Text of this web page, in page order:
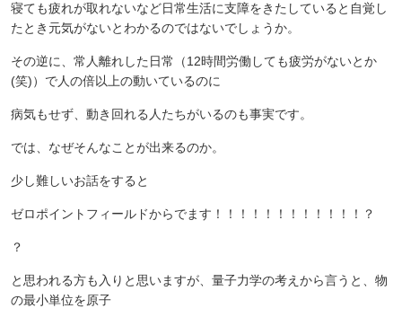
寝ても疲れが取れないなど日常生活に支障をきたしていると自覚し
たとき元気がないとわかるのではないでしょうか。
その逆に、常人離れした日常（12時間労働しても疲労がないとか
(笑)）で人の倍以上の動いているのに
病気もせず、動き回れる人たちがいるのも事実です。
では、なぜそんなことが出来るのか。
少し難しいお話をすると
ゼロポイントフィールドからでます！！！！！！！！！！！！？
？
と思われる方も入りと思いますが、量子力学の考えから言うと、物
の最小単位を原子